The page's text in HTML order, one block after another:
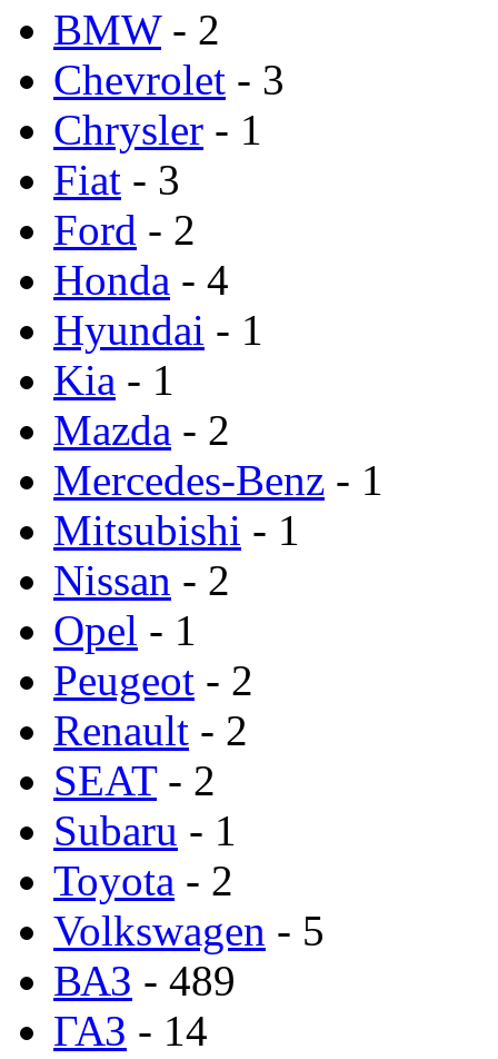
BMW- 2
Chevrolet - 3
Chrysler - 1
Fiat - 3
Ford - 2
Honda - 4
Hyundai - 1
Kia - 1
Mazda - 2
Mercedes-Benz - 1
Mitsubishi - 1
Nissan - 2
Opel - 1
Peugeot - 2
Renault - 2
SEAT- 2
Subaru - 1
Toyota - 2
Volkswagen - 5
ВАЗ - 489
ГАЗ - 14